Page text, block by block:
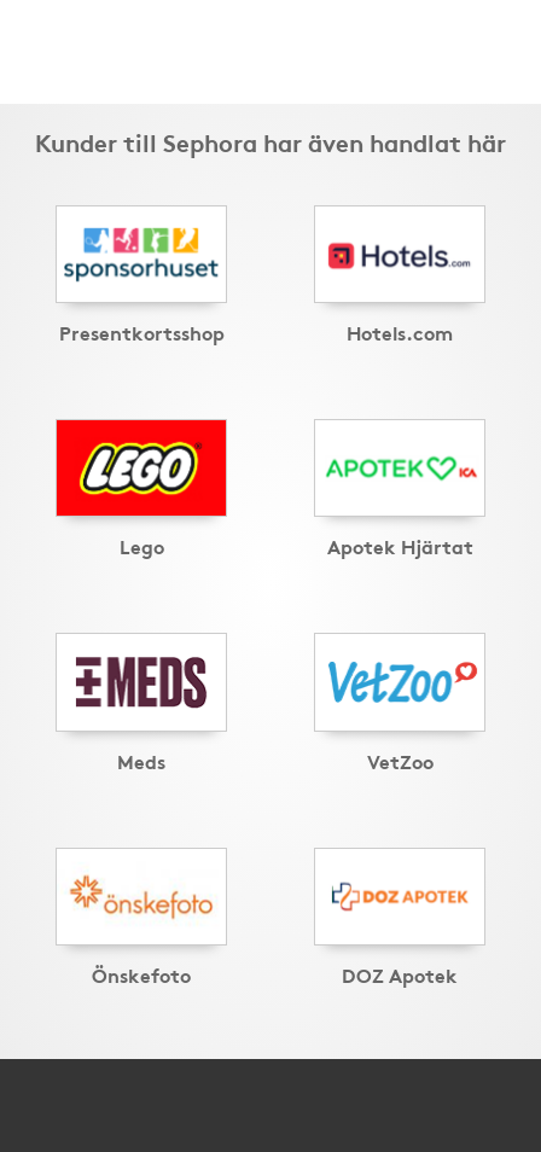
Kunder till Sephora har även handlat här
Presentkortsshop Hotels.com
Lego Apotek Hjärtat
Meds VetZoo
Önskefoto DOZ Apotek